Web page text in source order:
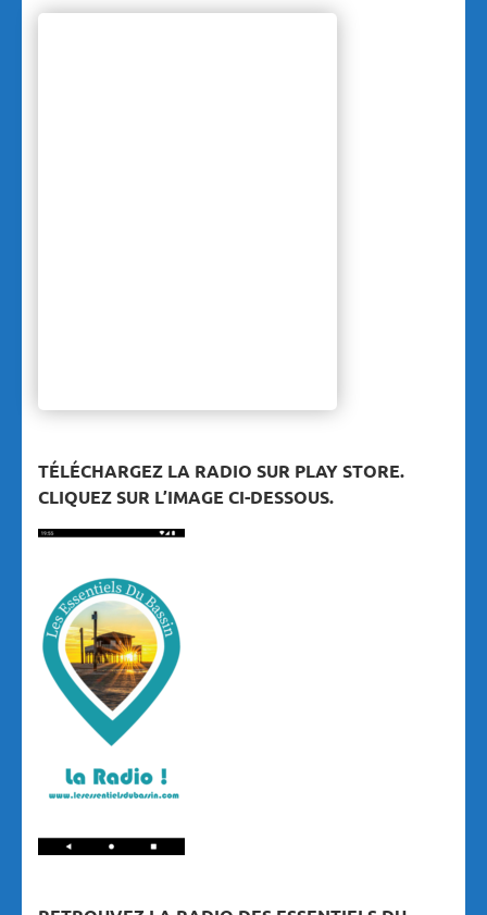
TÉLÉCHARGEZ LA RADIO SUR PLAY STORE.
CLIQUEZ SUR L’IMAGE CI-DESSOUS.